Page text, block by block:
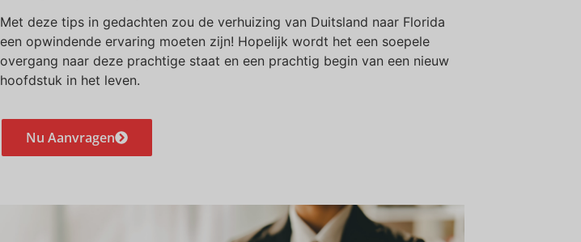
Met deze tips in gedachten zou de verhuizing van Duitsland naar Florida
een opwindende ervaring moeten zijn! Hopelijk wordt het een soepele
overgang naar deze prachtige staat en een prachtig begin van een nieuw
hoofdstuk in het leven.
Nu Aanvragen